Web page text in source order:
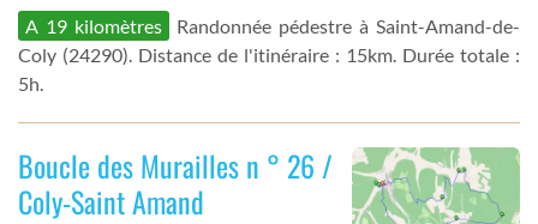
A 19 kilomètres
Randonnée pédestre à Saint-Amand-de-
Coly (24290). Distance de l'itinéraire : 15km. Durée totale :
5h.
Boucle des Murailles n ° 26 /
Coly-Saint Amand